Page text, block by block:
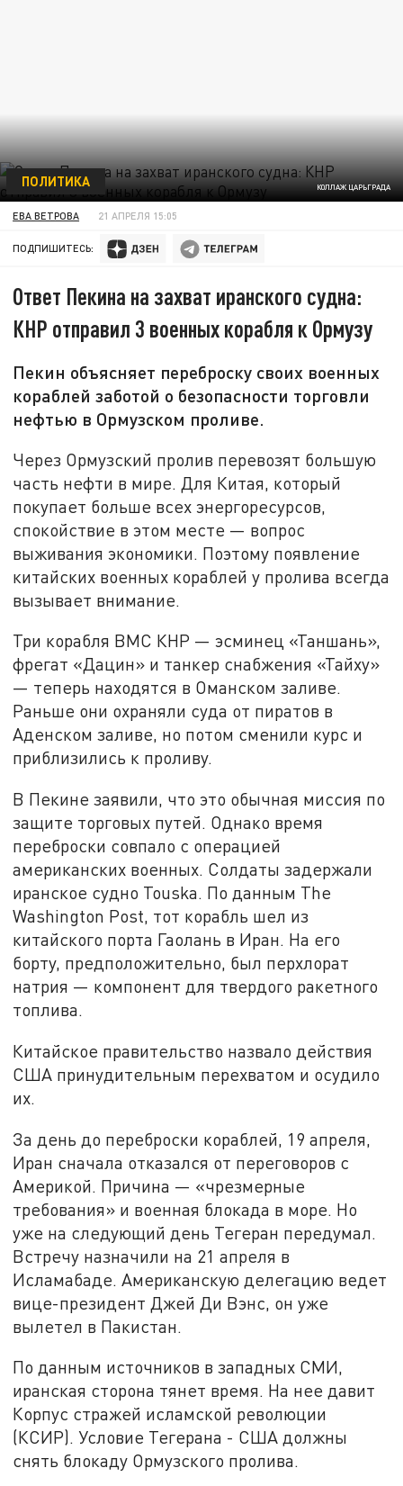
КОЛЛАЖ ЦАРЬГРАДА
ПОЛИТИКА
ЕВА ВЕТРОВА 21 АПРЕЛЯ 15:05
ПОДПИШИТЕСЬ:
Ответ Пекина на захват иранского судна:
КНР отправил 3 военных корабля к Ормузу
Пекин объясняет переброску своих военных
кораблей заботой о безопасности торговли
нефтью в Ормузском проливе.
Через Ормузский пролив перевозят большую
часть нефти в мире. Для Китая, который
покупает больше всех энергоресурсов,
спокойствие в этом месте — вопрос
выживания экономики. Поэтому появление
китайских военных кораблей у пролива всегда
вызывает внимание.
Три корабля ВМС КНР — эсминец «Таншань»,
фрегат «Дацин» и танкер снабжения «Тайху»
— теперь находятся в Оманском заливе.
Раньше они охраняли суда от пиратов в
Аденском заливе, но потом сменили курс и
приблизились к проливу.
В Пекине заявили, что это обычная миссия по
защите торговых путей. Однако время
переброски совпало с операцией
американских военных. Солдаты задержали
иранское судно Touska. По данным The
Washington Post, тот корабль шел из
китайского порта Гаолань в Иран. На его
борту, предположительно, был перхлорат
натрия — компонент для твердого ракетного
топлива.
Китайское правительство назвало действия
США принудительным перехватом и осудило
их.
За день до переброски кораблей, 19 апреля,
Иран сначала отказался от переговоров с
Америкой. Причина — «чрезмерные
требования» и военная блокада в море. Но
уже на следующий день Тегеран передумал.
Встречу назначили на 21 апреля в
Исламабаде. Американскую делегацию ведет
вице-президент Джей Ди Вэнс, он уже
вылетел в Пакистан.
По данным источников в западных СМИ,
иранская сторона тянет время. На нее давит
Корпус стражей исламской революции
(КСИР). Условие Тегерана - США должны
снять блокаду Ормузского пролива.